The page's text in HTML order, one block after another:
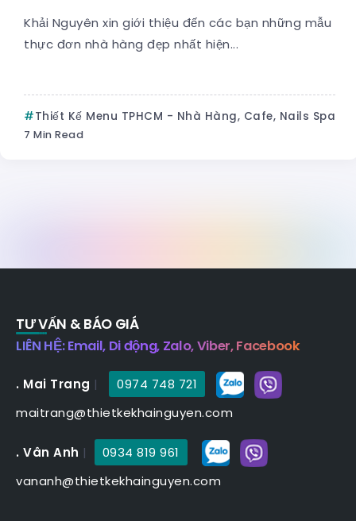
Khải Nguyên xin giới thiệu đến các bạn những mẫu
thực đơn nhà hàng đẹp nhất hiện...
Thiết Kế Menu TPHCM - Nhà Hàng, Cafe, Nails Spa
7 Min Read
TƯ VẤN & BÁO GIÁ
LIÊN HỆ: Email, Di động, Zalo, Viber, Facebook
. Mai Trang |
0974 748 721
maitrang@thietkekhainguyen.com
. Vân Anh |
0934 819 961
vananh@thietkekhainguyen.com